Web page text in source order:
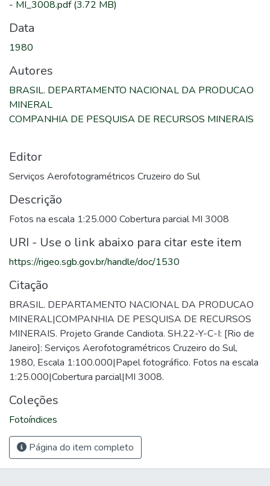
- MI_3008.pdf(3.72 MB)
Data
1980
Autores
BRASIL. DEPARTAMENTO NACIONAL DA PRODUCAO
MINERAL
COMPANHIA DE PESQUISA DE RECURSOS MINERAIS
Editor
Serviços Aerofotogramétricos Cruzeiro do Sul
Descrição
Fotos na escala 1:25.000 Cobertura parcial MI 3008
URI - Use o link abaixo para citar este item
https://rigeo.sgb.gov.br/handle/doc/1530
Citação
BRASIL. DEPARTAMENTO NACIONAL DA PRODUCAO
MINERAL|COMPANHIA DE PESQUISA DE RECURSOS
MINERAIS. Projeto Grande Candiota. SH.22-Y-C-I: [Rio de
Janeiro]: Serviços Aerofotogramétricos Cruzeiro do Sul,
1980, Escala 1:100.000|Papel fotográfico. Fotos na escala
1:25.000|Cobertura parcial|MI 3008.
Coleções
Fotoíndices
Página do item completo